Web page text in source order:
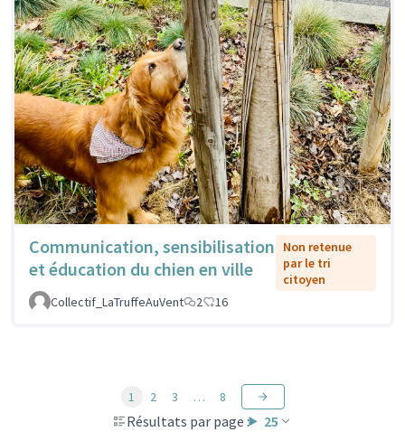
Communication, sensibilisation
et éducation du chien en ville
Non retenue
par le tri
citoyen
Collectif_LaTruffeAuVent
2 16
Résultats par page : 25
1 2 3 … 8